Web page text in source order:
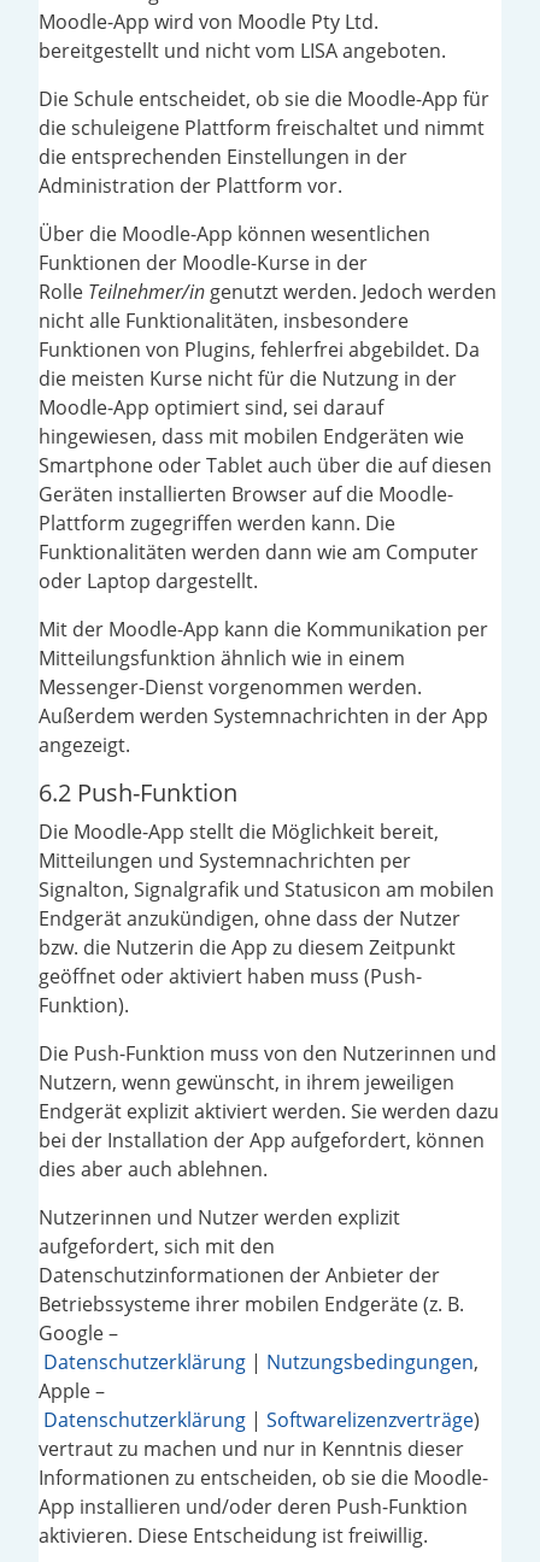
Moodle-App wird von Moodle Pty Ltd.
bereitgestellt und nicht vom LISA angeboten.
Die Schule entscheidet, ob sie die Moodle-App für
die schuleigene Plattform freischaltet und nimmt
die entsprechenden Einstellungen in der
Administration der Plattform vor.
Über die Moodle-App können wesentlichen
Funktionen der Moodle-Kurse in der
Rolle Teilnehmer/in genutzt werden. Jedoch werden
nicht alle Funktionalitäten, insbesondere
Funktionen von Plugins, fehlerfrei abgebildet. Da
die meisten Kurse nicht für die Nutzung in der
Moodle-App optimiert sind, sei darauf
hingewiesen, dass mit mobilen Endgeräten wie
Smartphone oder Tablet auch über die auf diesen
Geräten installierten Browser auf die Moodle-
Plattform zugegriffen werden kann. Die
Funktionalitäten werden dann wie am Computer
oder Laptop dargestellt.
Mit der Moodle-App kann die Kommunikation per
Mitteilungsfunktion ähnlich wie in einem
Messenger-Dienst vorgenommen werden.
Außerdem werden Systemnachrichten in der App
angezeigt.
6.2 Push-Funktion
Die Moodle-App stellt die Möglichkeit bereit,
Mitteilungen und Systemnachrichten per
Signalton, Signalgrafik und Statusicon am mobilen
Endgerät anzukündigen, ohne dass der Nutzer
bzw. die Nutzerin die App zu diesem Zeitpunkt
geöffnet oder aktiviert haben muss (Push-
Funktion).
Die Push-Funktion muss von den Nutzerinnen und
Nutzern, wenn gewünscht, in ihrem jeweiligen
Endgerät explizit aktiviert werden. Sie werden dazu
bei der Installation der App aufgefordert, können
dies aber auch ablehnen.
Nutzerinnen und Nutzer werden explizit
aufgefordert, sich mit den
Datenschutzinformationen der Anbieter der
Betriebssysteme ihrer mobilen Endgeräte (z. B.
Google –
Datenschutzerklärung | Nutzungsbedingungen,
Apple –
Datenschutzerklärung | Softwarelizenzverträge)
vertraut zu machen und nur in Kenntnis dieser
Informationen zu entscheiden, ob sie die Moodle-
App installieren und/oder deren Push-Funktion
aktivieren. Diese Entscheidung ist freiwillig.